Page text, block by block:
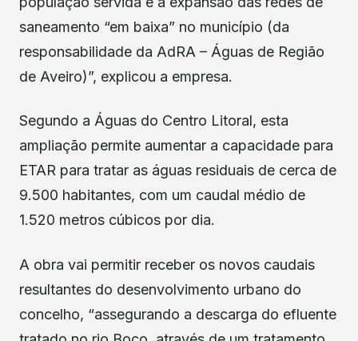
saneamento “em baixa” no município (da
responsabilidade da AdRA – Águas de Região
de Aveiro)”, explicou a empresa.
Segundo a Águas do Centro Litoral, esta
ampliação permite aumentar a capacidade para
ETAR para tratar as águas residuais de cerca de
9.500 habitantes, com um caudal médio de
1.520 metros cúbicos por dia.
A obra vai permitir receber os novos caudais
resultantes do desenvolvimento urbano do
concelho, “assegurando a descarga do efluente